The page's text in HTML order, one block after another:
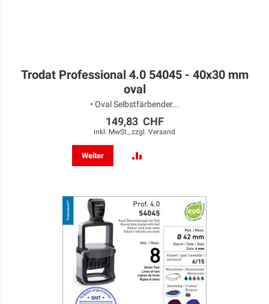
Trodat Professional 4.0 54045 - 40x30 mm
oval
• Oval Selbstfärbender...
149,83 CHF
inkl. MwSt., zzgl. Versand
Weiter
HINZUFÜGEN